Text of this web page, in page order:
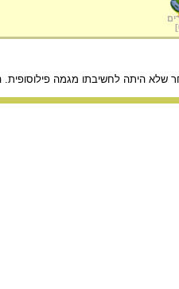
]
היתה לחשיבתו מגמה